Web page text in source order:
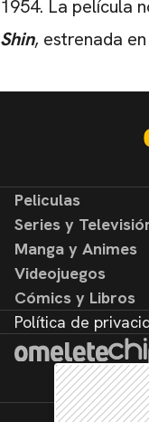
1954. La película
Shin, estrenada
Peliculas
Noticias
Reseñas
Series y
Noticias
Reseñas
Manga y Animes
Noticias
Reseñas
Videojuegos
Noticias
Reseñas
Cómics y Libros
Noticias
Reseñas
Política de